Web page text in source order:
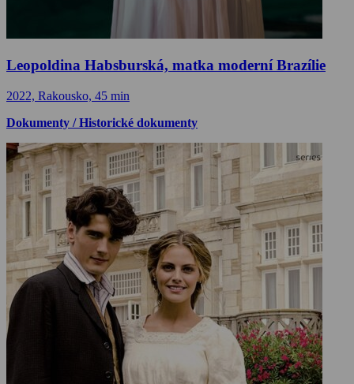
Leopoldina Habsburská, matka moderní Brazílie
2022, Rakousko, 45 min
Dokumenty / Historické dokumenty